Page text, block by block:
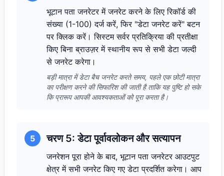
भूटान पता जनरेटर में जनरेट करने के लिए रिकॉर्ड की
संख्या (1-100) दर्ज करें, फिर "डेटा जनरेट करें" बटन
पर क्लिक करें। सिस्टम सर्वर प्रतिक्रिया की प्रतीक्षा
किए बिना ब्राउज़र में स्थानीय रूप से सभी डेटा जल्दी
से जनरेट करेगा।
बड़ी मात्रा में डेटा बैच जनरेट करते समय, पहले एक छोटी मात्रा
का परीक्षण करने की सिफारिश की जाती है ताकि यह पुष्टि हो सके
कि प्रारूप आपकी आवश्यकताओं को पूरा करता है।
5 चरण 5: डेटा पूर्वावलोकन और सत्यापन
जनरेशन पूरा होने के बाद, भूटान पता जनरेटर आउटपुट
क्षेत्र में सभी जनरेट किए गए डेटा प्रदर्शित करेगा। आप